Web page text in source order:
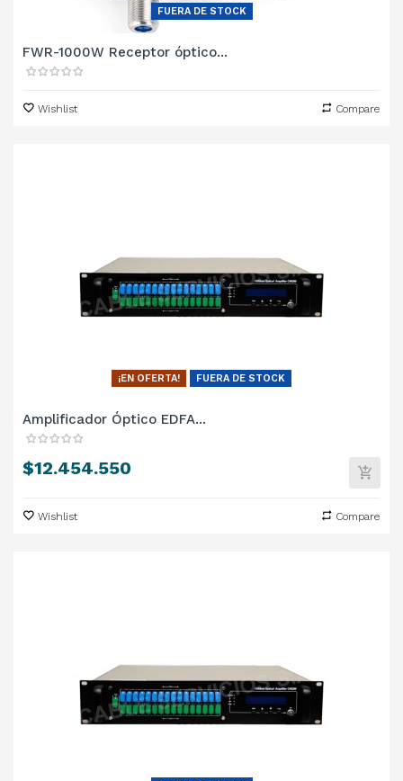
FUERA DE STOCK
FWR-1000W Receptor óptico...
Wishlist Compare
¡EN OFERTA! FUERA DE STOCK
Amplificador Óptico EDFA...
Precio
$12.454.550
Wishlist Compare